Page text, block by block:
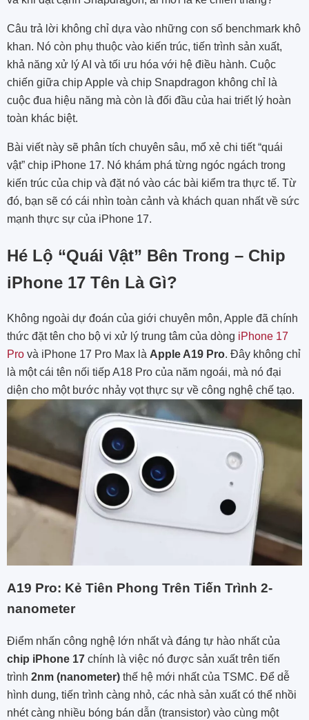
Câu trả lời không chỉ dựa vào những con số benchmark khô
khan. Nó còn phụ thuộc vào kiến trúc, tiến trình sản xuất,
khả năng xử lý AI và tối ưu hóa với hệ điều hành. Cuộc
chiến giữa chip Apple và chip Snapdragon không chỉ là
cuộc đua hiệu năng mà còn là đối đầu của hai triết lý hoàn
toàn khác biệt.
Bài viết này sẽ phân tích chuyên sâu, mổ xẻ chi tiết “quái
vật” chip iPhone 17. Nó khám phá từng ngóc ngách trong
kiến trúc của chip và đặt nó vào các bài kiểm tra thực tế. Từ
đó, bạn sẽ có cái nhìn toàn cảnh và khách quan nhất về sức
mạnh thực sự của iPhone 17.
Hé Lộ “Quái Vật” Bên Trong – Chip
iPhone 17 Tên Là Gì?
Không ngoài dự đoán của giới chuyên môn, Apple đã chính
thức đặt tên cho bộ vi xử lý trung tâm của dòng iPhone 17
Pro và iPhone 17 Pro Max là Apple A19 Pro. Đây không chỉ
là một cái tên nối tiếp A18 Pro của năm ngoái, mà nó đại
diện cho một bước nhảy vọt thực sự về công nghệ chế tạo.
A19 Pro: Kẻ Tiên Phong Trên Tiến Trình 2-
nanometer
Điểm nhấn công nghệ lớn nhất và đáng tự hào nhất của
chip iPhone 17 chính là việc nó được sản xuất trên tiến
trình 2nm (nanometer) thế hệ mới nhất của TSMC. Để dễ
hình dung, tiến trình càng nhỏ, các nhà sản xuất có thể nhồi
nhét càng nhiều bóng bán dẫn (transistor) vào cùng một